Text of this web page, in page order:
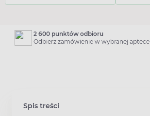
2 600 punktów odbioru
Odbierz zamówienie w wybranej aptece
Spis treści